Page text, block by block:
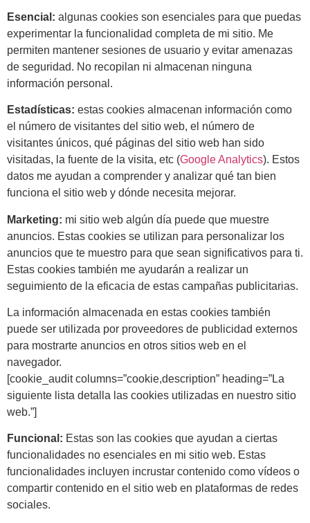
Esencial: algunas cookies son esenciales para que puedas
experimentar la funcionalidad completa de mi sitio. Me
permiten mantener sesiones de usuario y evitar amenazas
de seguridad. No recopilan ni almacenan ninguna
información personal.
Estadísticas: estas cookies almacenan información como
el número de visitantes del sitio web, el número de
visitantes únicos, qué páginas del sitio web han sido
visitadas, la fuente de la visita, etc (Google Analytics). Estos
datos me ayudan a comprender y analizar qué tan bien
funciona el sitio web y dónde necesita mejorar.
Marketing: mi sitio web algún día puede que muestre
anuncios. Estas cookies se utilizan para personalizar los
anuncios que te muestro para que sean significativos para ti.
Estas cookies también me ayudarán a realizar un
seguimiento de la eficacia de estas campañas publicitarias.
La información almacenada en estas cookies también
puede ser utilizada por proveedores de publicidad externos
para mostrarte anuncios en otros sitios web en el
navegador.
[cookie_audit columns=”cookie,description” heading=”La
siguiente lista detalla las cookies utilizadas en nuestro sitio
web.”]
Funcional: Estas son las cookies que ayudan a ciertas
funcionalidades no esenciales en mi sitio web. Estas
funcionalidades incluyen incrustar contenido como vídeos o
compartir contenido en el sitio web en plataformas de redes
sociales.